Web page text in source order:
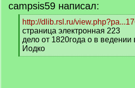
campsis59 написал:
[
q
]
http://dlib.rsl.ru/
страница электронная 223
дело от 1820года о в
Иодко
[